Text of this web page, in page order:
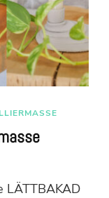
LÄTTBAKAD